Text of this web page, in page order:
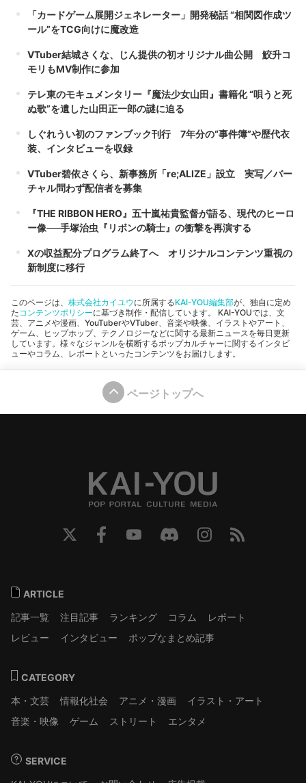
「カードゲーム展開ジェネレーター」開発秘話 “相関図作成ツ
ール”をTCG向けに魔改造
VTuber結城さくな、じん提供の初オリジナル曲公開 鮫升コ
モリもMV制作に参加
テレ東のモキュメンタリー『魔法少女山田』書籍化 “唄うと死
ぬ歌”を遺した山田正一郎の謎に迫る
しぐれうい初のファンブック刊行 7年分の“事件簿”や歴代衣
装、インタビューを収録
VTuber碧依さくら、新事務所「re;ALIZE」設立 実写／バー
チャル問わず配信者を募集
『THE RIBBON HERO』五十嵐祐貴監督が語る、現代のヒーロ
ー像──手塚治虫『リボンの騎士』の衝撃を再演する
Xの収益配分プログラム終了へ オリジナルコンテンツ重視の
新制度に移行
このページは、 株式会社カイユウに所属するKAI-YOU編集部が、独自に定め
たコンテンツポリシーに基づき制作・配信しています。 KAI-YOUでは、文
芸、アニメや漫画、YouTuberやVTuber、音楽や映像、イラストやアート、
ゲーム、ヒップホップ、テクノロジーなどに関する最新ニュースを毎日更新
しています。様々なジャンルを横断するポップカルチャーに関するインタビ
ューやコラム、レポートといったコンテンツをお届けします。
ページトップへ
ARTICLE
記事一覧
注目記事 ランキング コラム
レポート
レビュー
インタビュー ポップなまとめ記事
CATEGORY
本・文芸
情報化社会 アニメ・漫画
イラスト・アート
音楽・映像
ゲーム ストリート エンタメ
SERVICE